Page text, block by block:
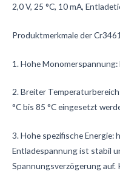
2,0 V, 25 °C, 10 mA,
Produktmerkmale der
1. Hohe
2. Breiter
°C bis 85 °C eingesetzt
3. Hohe spezifische
Entladespannung ist stabil
Spannungsverzögerung auf.